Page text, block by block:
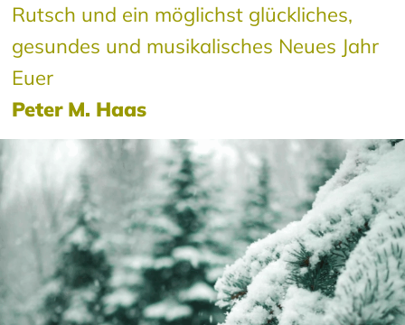
Rutsch und ein möglichst glückliches,
gesundes und musikalisches Neues Jahr
Euer
Peter M. Haas